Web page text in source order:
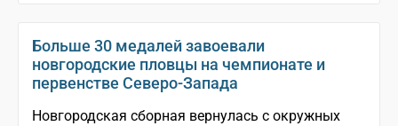
Больше 30 медалей завоевали
новгородские пловцы на чемпионате и
первенстве Северо-Запада
Новгородская сборная вернулась с окружных